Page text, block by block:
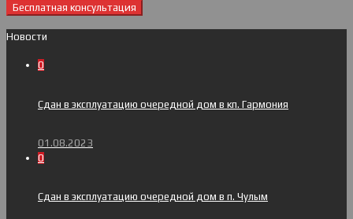
Бесплатная консультация
Новости
0
Сдан в эксплуатацию очередной дом в кп. Гармония
01.08.2023
0
Сдан в эксплуатацию очередной дом в п. Чулым